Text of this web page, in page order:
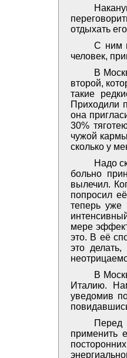
отдыхать
С ним
человек,
В
второй,
такие
Приходили
она
30%
чужой
сколько у
Надо
больно
вылечил.
попросил
теперь уже
мере
это. В её
это
В
Италию.
уведомив
Перед
применить